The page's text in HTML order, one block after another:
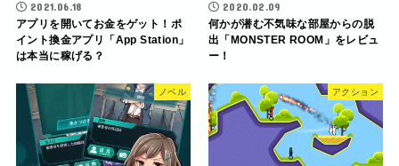
2021.06.18
アプリを開いてお金をゲット！ポ
イント換金アプリ「App Station」
は本当に稼げる？
2020.02.09
何かが潜む不気味な部屋からの脱
出「MONSTER ROOM」をレビュ
ー！
ノベル アクション